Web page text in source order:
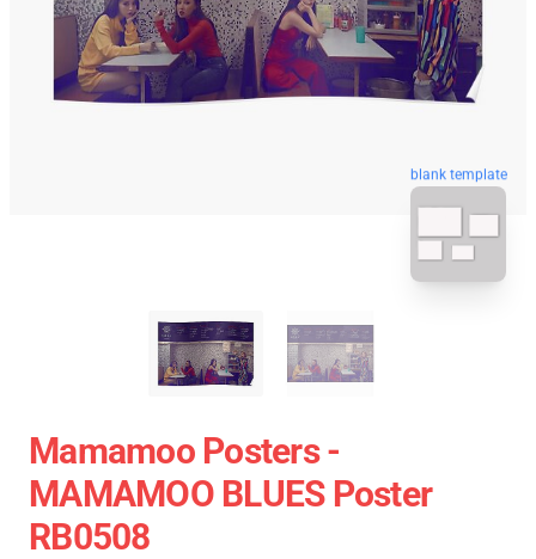
blank template
Mamamoo Posters -
MAMAMOO BLUES Poster
RB0508